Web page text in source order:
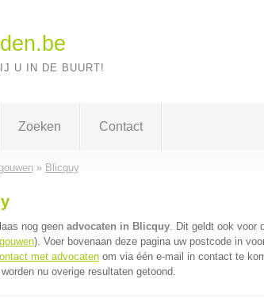
U IN DE BUURT!
Zoeken Contact
» Blicquy
nog geen advocaten in Blicquy. Dit geldt ook voor
). Voer bovenaan deze pagina uw postcode in
met advocatenom via één e-mail in contact te
nu overige resultaten getoond.